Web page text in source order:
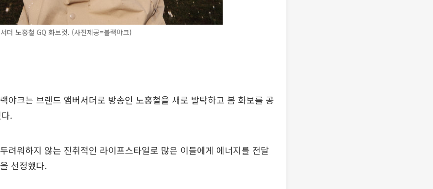
더 노홍철 GQ 화보컷. (사진제공=블랙야크)
야크는 브랜드 앰버서더로 방송인 노홍철을 새로 발탁하고 봄 화보를 공
.
려워하지 않는 진취적인 라이프스타일로 많은 이들에게 에너지를 전달
선정했다.